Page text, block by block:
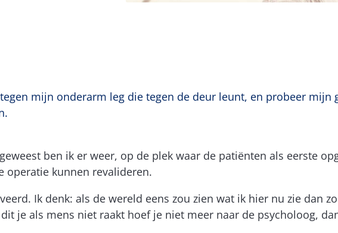
mijn onderarm leg die tegen de deur leunt, en probeer
ben ik er weer, op de plek waar de patiënten als eerste
operatie kunnen revalideren.
Ik denk: als de wereld eens zou zien wat ik hier nu zie dan
je als mens niet raakt hoef je niet meer naar de psycholoog,